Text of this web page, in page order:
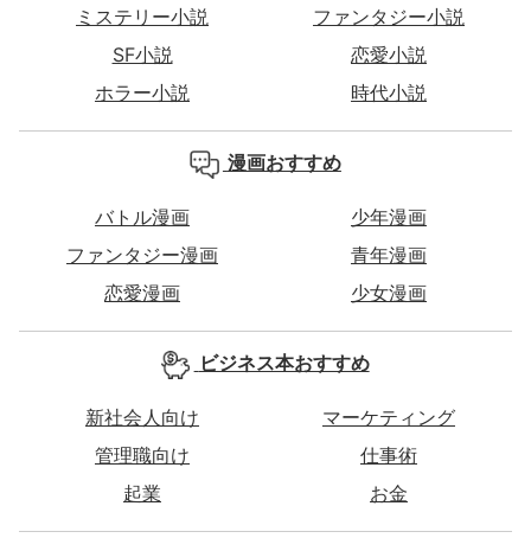
ミステリー小説
ファンタジー小説
SF小説
恋愛小説
ホラー小説
時代小説
漫画おすすめ
バトル漫画
少年漫画
ファンタジー漫画
青年漫画
恋愛漫画
少女漫画
ビジネス本おすすめ
新社会人向け
マーケティング
管理職向け
仕事術
起業
お金